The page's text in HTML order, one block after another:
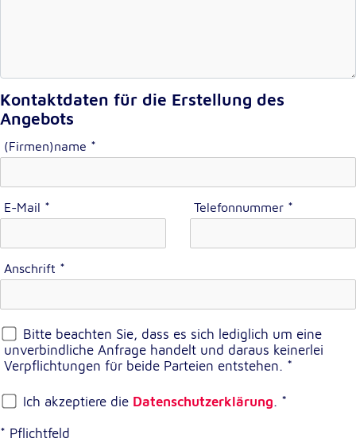
Kontaktdaten für die Erstellung des
Angebots
(Firmen)name *
E-Mail * Telefonnummer *
Anschrift *
Bitte beachten Sie, dass es sich lediglich um eine
unverbindliche Anfrage handelt und daraus keinerlei
Verpflichtungen für beide Parteien entstehen. *
Ich akzeptiere die Datenschutzerklärung. *
* Pflichtfeld
NID
Google LLC
Zweck:
6 Monate